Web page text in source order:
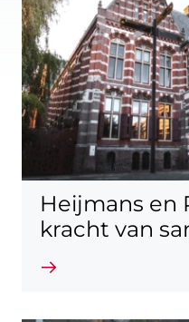
Heijmans en
kracht van
Lees verder